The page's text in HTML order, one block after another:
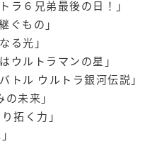
ラ６兄弟最後の日！」
ぐもの」
る光」
ウルトラマンの星」
トル ウルトラ銀河伝説」
未来」
拓く力」